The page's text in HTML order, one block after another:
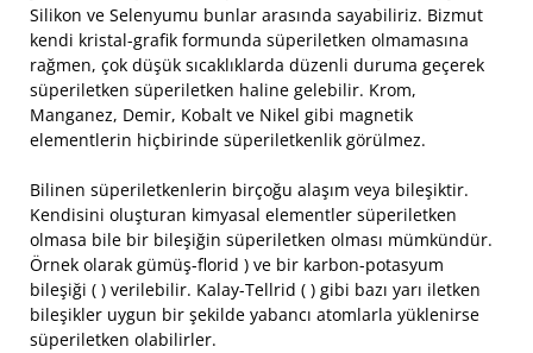
Silikon ve Selenyumu bunlar arasında sayabiliriz. Bizmut
kendi kristal-grafik formunda süperiletken olmamasına
rağmen, çok düşük sıcaklıklarda düzenli duruma geçerek
süperiletken süperiletken haline gelebilir. Krom,
Manganez, Demir, Kobalt ve Nikel gibi magnetik
elementlerin hiçbirinde süperiletkenlik görülmez.
Bilinen süperiletkenlerin birçoğu alaşım veya bileşiktir.
Kendisini oluşturan kimyasal elementler süperiletken
olmasa bile bir bileşiğin süperiletken olması mümkündür.
Örnek olarak gümüş-florid ) ve bir karbon-potasyum
bileşiği ( ) verilebilir. Kalay-Tellrid ( ) gibi bazı yarı iletken
bileşikler uygun bir şekilde yabancı atomlarla yüklenirse
süperiletken olabilirler.